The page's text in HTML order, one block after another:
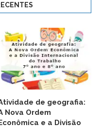
de geografia:
Nova Ordem
Econômica e a Divisão